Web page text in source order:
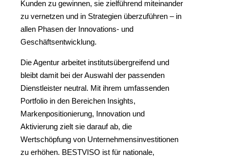
Kunden zu gewinnen, sie zielführend miteinander
zu vernetzen und in Strategien überzuführen – in
allen Phasen der Innovations- und
Geschäftsentwicklung.
Die Agentur arbeitet institutsübergreifend und
bleibt damit bei der Auswahl der passenden
Dienstleister neutral. Mit ihrem umfassenden
Portfolio in den Bereichen Insights,
Markenpositionierung, Innovation und
Aktivierung zielt sie darauf ab, die
Wertschöpfung von Unternehmensinvestitionen
zu erhöhen. BESTVISO ist für nationale,